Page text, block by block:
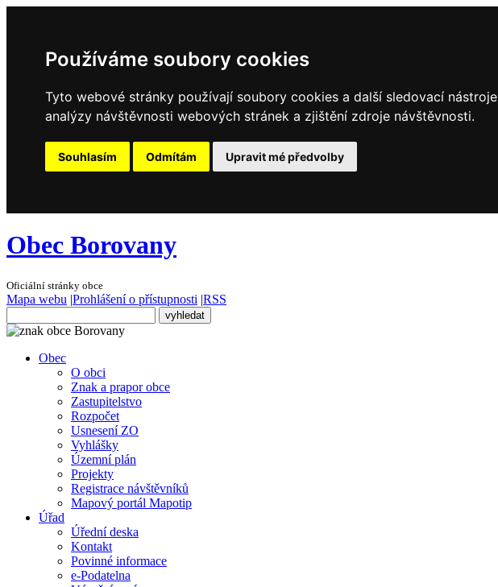
Používáme soubory cookies
Tyto webové stránky používají soubory cookies a další sledovací
analýzy návštěvnosti webových stránek a zjištění zdroje návštěvnosti.
Souhlasím Odmítám Upravit mé předvolby
Obec Borovany
Oficiální stránky obce
Mapa webu |Prohlášení o přístupnosti |RSS
Obec
O obci
Znak a prapor obce
Zastupitelstvo
Rozpočet
Usnesení ZO
Vyhlášky
Územní plán
Projekty
Registrace návštěvníků
Mapový portál Mapotip
Úřad
Úřední deska
Kontakt
Povinné informace
e-Podatelna